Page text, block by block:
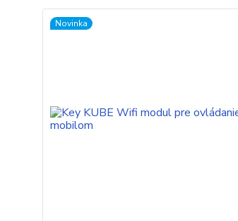
Novinka